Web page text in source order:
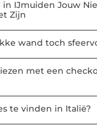
IJmuiden Jouw
Zijn
wand toch
met een
te vinden in Italië?